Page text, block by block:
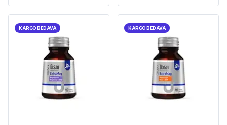
KARGO BEDAVA KARGO BEDAVA